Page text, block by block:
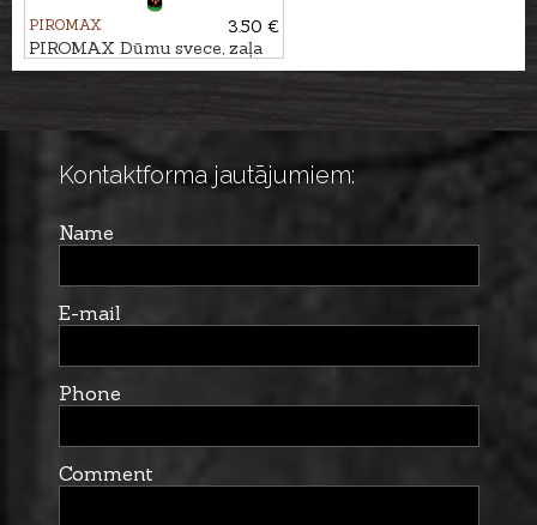
PIROMAX
3.50 €
PIROMAX Dūmu svece, zaļa
PXM30
Kontaktforma jautājumiem:
Name
E-mail
Phone
Comment